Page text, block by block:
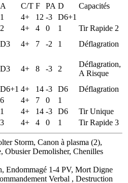
A C/T F PA D
Capacités
1 4+ 12 -3
D6+1
2 4+ 4 0 1
Tir Rapide 2
D3 4+ 7 -2 1
Déflagration
D3 4+ 8 -3 2
Déflagration,
A Risque
D6+1 4+ 14 -3 D6
Déflagration
6 4+ 7 0
1
1 4+ 14 -3 D6
Tir Unique
3 4+ 4 0 1 Tir Rapide 3
Storm, Canon à plasma (2),
Obusier Demolisher, Chenilles
Endommagé 1-4 PV, Mort Digne
Verbal , Destruction